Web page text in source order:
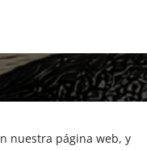
Tf.666351543
nuestra página web, y